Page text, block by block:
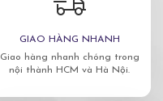
GIAO HÀNG NHANH
Giao hàng nhanh chóng trong
nội thành HCM và Hà Nội.